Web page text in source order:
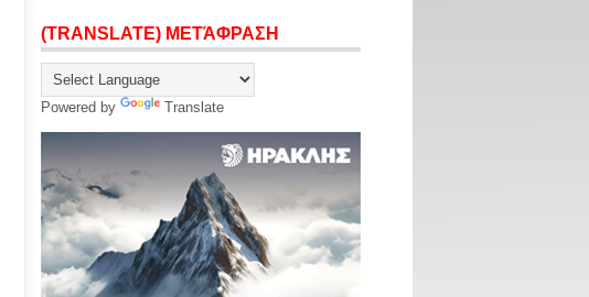
(TRANSLATE) ΜΕΤΆΦΡΑΣΗ
Powered by Translate